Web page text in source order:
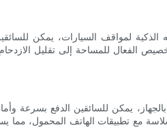
الفعال للمساحة إلى تقليل
مع تطبيقات الهاتف المحمول،